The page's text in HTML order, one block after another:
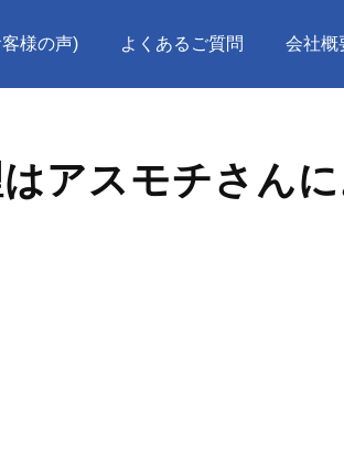
様の声) よくあるご質問 会社概
アスモチさん